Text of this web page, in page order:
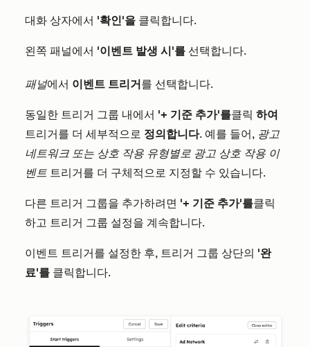
대화 상자에서 '확인'을 클릭합니다.
왼쪽 패널에서 '이벤트 발생 시'를 선택합니다.
패널에서 이벤트 트리거를 선택합니다.
동일한 트리거 그룹 내에서 '+ 기준 추가'를클릭 하여
트리거를 더 세부적으로 정의합니다. 예를 들어, 광고
네트워크 또는 상호 작용 유형별로 광고 상호 작용 이
벤트 트리거를 더 구체적으로 지정할 수 있습니다.
다른 트리거 그룹을 추가하려면 '+ 기준 추가'를클릭
하고 트리거 그룹 설정을 계속합니다.
이벤트 트리거를 설정한 후, 트리거 그룹 상단의 '완
료'를 클릭합니다.